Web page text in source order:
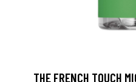
THE FRENCH TOUCH